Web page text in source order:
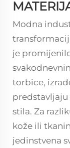
Modna
je
torbice,
predstavljaju
stila. Za
kože ili
jedinstvena